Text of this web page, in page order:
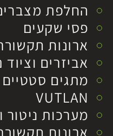
החלפת
פסי שקעים
ארונות
אביזרים וציוד
מתגים סטטיים
VUTLAN
מערכות ניטור